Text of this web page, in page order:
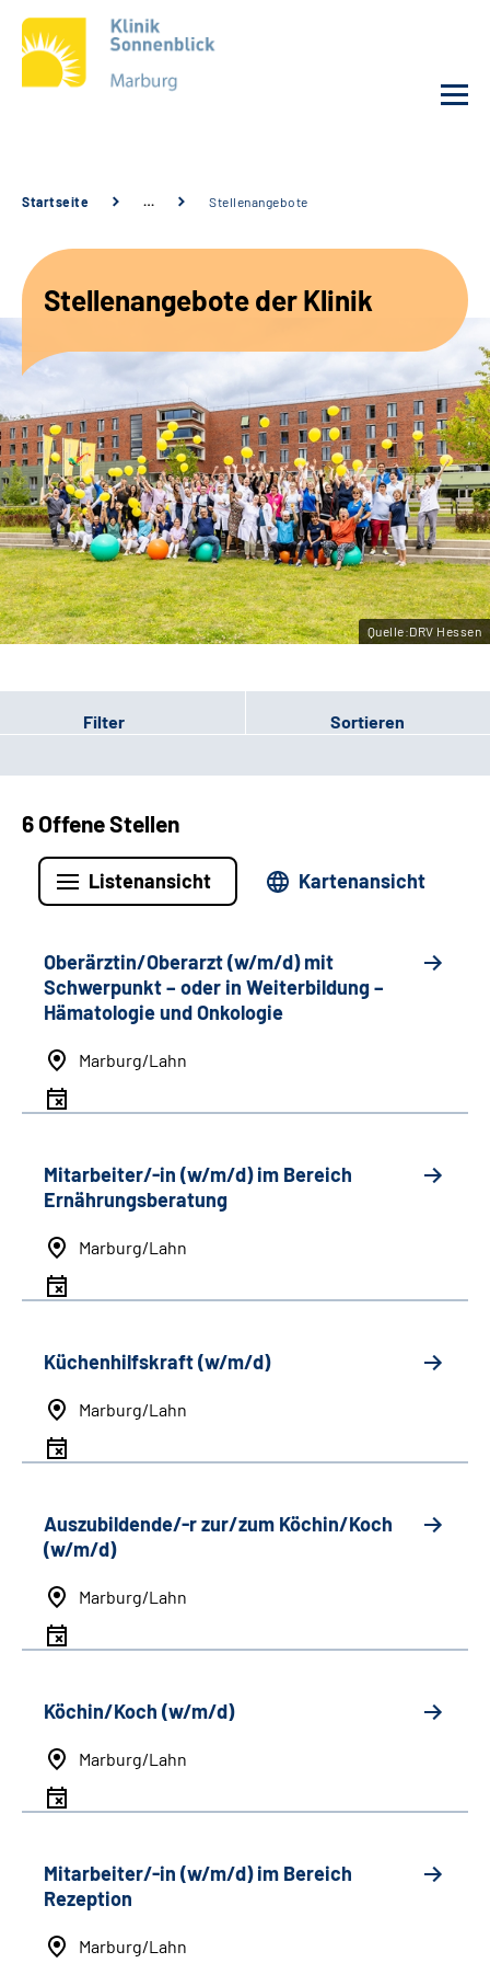
Service
Karriere
Sozialdienste & Zuweisende
Suche
Leichte Sprache
Gebärdensprache
Startseite … Stellenangebote
Stellenangebote der Klinik
Quelle:DRV Hessen
Filter Sortieren
6 Offene Stellen
Listenansicht Kartenansicht
Oberärztin/Oberarzt (w/m/d) mit
Schwerpunkt– oder in Weiterbildung–
Hämatologie und Onkologie
Marburg/Lahn
Mitarbeiter/-in (w/m/d) im Bereich
Ernährungsberatung
Marburg/Lahn
Küchenhilfskraft (w/m/d)
Marburg/Lahn
Auszubildende/-r zur/zum Köchin/Koch
(w/m/d)
Marburg/Lahn
Köchin/Koch (w/m/d)
Marburg/Lahn
Mitarbeiter/-in (w/m/d) im Bereich
Rezeption
Marburg/Lahn